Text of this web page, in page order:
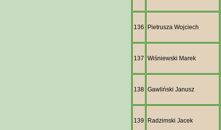
136 Pietrusza Wojciech
137 Wiśniewski Marek
138 Gawliński Janusz
139 Radzimski Jacek